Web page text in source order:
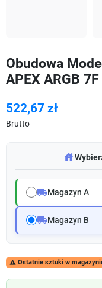
Obudowa
APEX ARGB
522,67 zł
Brutto
warehouse
local_shippingMagazyn A
local_shippingMagazyn B
 Ostatnie sztuki w